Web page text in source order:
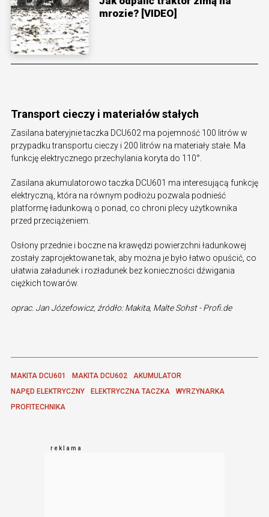
mrozie? [VIDEO]
Transport cieczy i materiałów stałych
Zasilana bateryjnie taczka DCU602 ma pojemność 100 litrów w
przypadku transportu cieczy i 200 litrów na materiały stałe. Ma
funkcję elektrycznego przechylania koryta do 110°.
Zasilana akumulatorowo taczka DCU601 ma interesującą funkcję
elektryczną, która na równym podłożu pozwala podnieść
platformę ładunkową o ponad, co chroni plecy użytkownika
przed przeciążeniem.
Osłony przednie i boczne na krawędzi powierzchni ładunkowej
zostały zaprojektowane tak, aby można je było łatwo opuścić, co
ułatwia załadunek i rozładunek bez konieczności dźwigania
ciężkich towarów.
oprac. Jan Józefowicz, źródło: Makita, Malte Sohst - Profi.de
MAKITA DCU601 MAKITA DCU602
AKUMULATOR
NAPĘD ELEKTRYCZNY
ELEKTRYCZNA TACZKA
WYRZYNARKA
PROFITECHNIKA